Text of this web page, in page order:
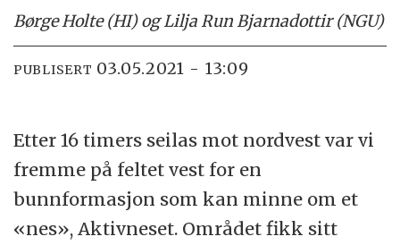
Børge Holte (HI) og Lilja Run Bjarnadottir (NGU)
PUBLISERT 03.05.2021 - 13:09
Etter 16 timers seilas mot nordvest var vi
fremme på feltet vest for en
bunnformasjon som kan minne om et
«nes», Aktivneset. Området fikk sitt